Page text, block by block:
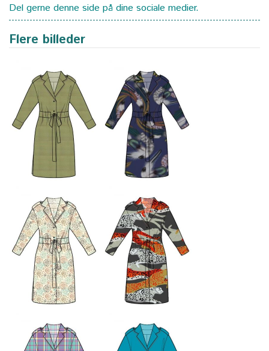
Del gerne denne side på dine sociale medier.
Flere billeder